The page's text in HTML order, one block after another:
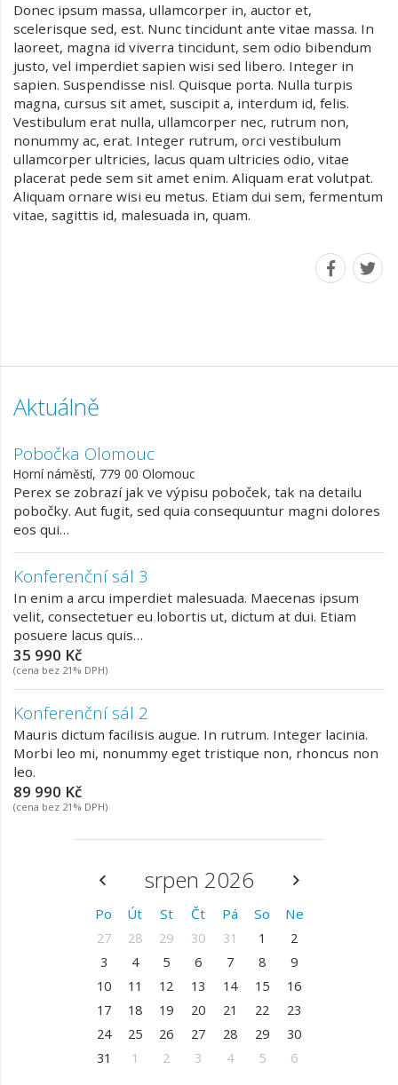
Donec ipsum massa, ullamcorper in, auctor et,
scelerisque sed, est. Nunc tincidunt ante vitae massa. In
laoreet, magna id viverra tincidunt, sem odio bibendum
justo, vel imperdiet sapien wisi sed libero. Integer in
sapien. Suspendisse nisl. Quisque porta. Nulla turpis
magna, cursus sit amet, suscipit a, interdum id, felis.
Vestibulum erat nulla, ullamcorper nec, rutrum non,
nonummy ac, erat. Integer rutrum, orci vestibulum
ullamcorper ultricies, lacus quam ultricies odio, vitae
placerat pede sem sit amet enim. Aliquam erat volutpat.
Aliquam ornare wisi eu metus. Etiam dui sem, fermentum
vitae, sagittis id, malesuada in, quam.
Aktuálně
Pobočka Olomouc
Horní náměstí, 779 00 Olomouc
Perex se zobrazí jak ve výpisu poboček, tak na detailu
pobočky. Aut fugit, sed quia consequuntur magni dolores
eos qui…
Konferenční sál 3
In enim a arcu imperdiet malesuada. Maecenas ipsum
velit, consectetuer eu lobortis ut, dictum at dui. Etiam
posuere lacus quis…
35 990 Kč
(cena bez 21% DPH)
Konferenční sál 2
Mauris dictum facilisis augue. In rutrum. Integer lacinia.
Morbi leo mi, nonummy eget tristique non, rhoncus non
leo.
89 990 Kč
(cena bez 21% DPH)
srpen 2026
Po Út St Čt Pá So Ne
27 28 29 30 31 1
2
3
4 5 6 7 8
9
10
11 12 13 14 15
16
17
18 19 20 21 22
23
24
25 26 27 28 29
30
31
1 2 3 4 5 6